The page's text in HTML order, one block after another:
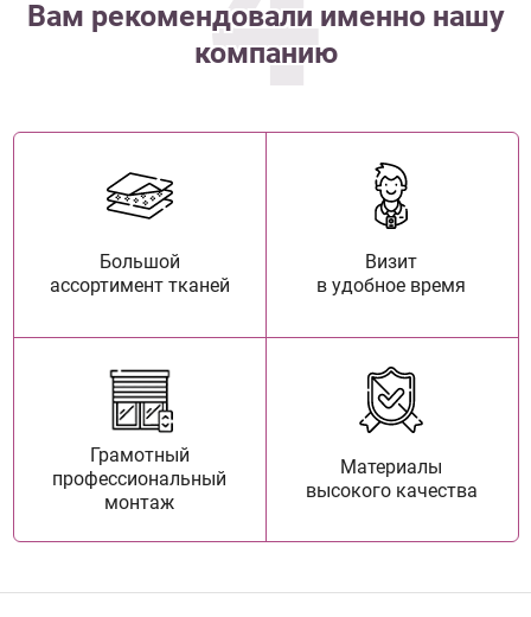
Вам рекомендовали именно нашу
компанию
Большой
ассортимент тканей
Визит
в удобное время
Грамотный
профессиональный
монтаж
Материалы
высокого качества